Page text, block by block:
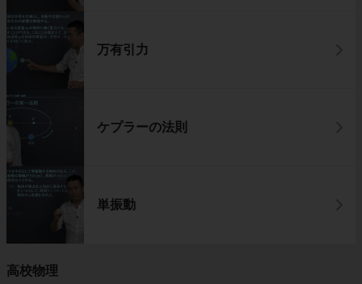
万有引力
ケプラーの法則
単振動
高校物理